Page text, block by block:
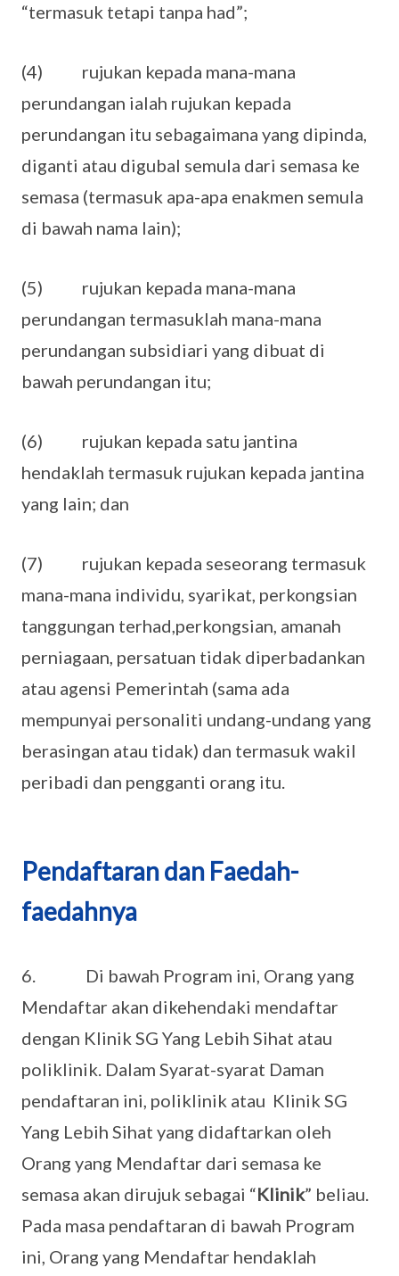
“termasuk tetapi tanpa had”;
(4) rujukan kepada mana-mana
perundangan ialah rujukan kepada
perundangan itu sebagaimana yang dipinda,
diganti atau digubal semula dari semasa ke
semasa (termasuk apa-apa enakmen semula
di bawah nama lain);
(5) rujukan kepada mana-mana
perundangan termasuklah mana-mana
perundangan subsidiari yang dibuat di
bawah perundangan itu;
(6) rujukan kepada satu jantina
hendaklah termasuk rujukan kepada jantina
yang lain; dan
(7) rujukan kepada seseorang termasuk
mana-mana individu, syarikat, perkongsian
tanggungan terhad,perkongsian, amanah
perniagaan, persatuan tidak diperbadankan
atau agensi Pemerintah (sama ada
mempunyai personaliti undang-undang yang
berasingan atau tidak) dan termasuk wakil
peribadi dan pengganti orang itu.
Pendaftaran dan Faedah-
faedahnya
6. Di bawah Program ini, Orang yang
Mendaftar akan dikehendaki mendaftar
dengan Klinik SG Yang Lebih Sihat atau
poliklinik. Dalam Syarat-syarat Daman
pendaftaran ini, poliklinik atau Klinik SG
Yang Lebih Sihat yang didaftarkan oleh
Orang yang Mendaftar dari semasa ke
semasa akan dirujuk sebagai “Klinik” beliau.
Pada masa pendaftaran di bawah Program
ini, Orang yang Mendaftar hendaklah